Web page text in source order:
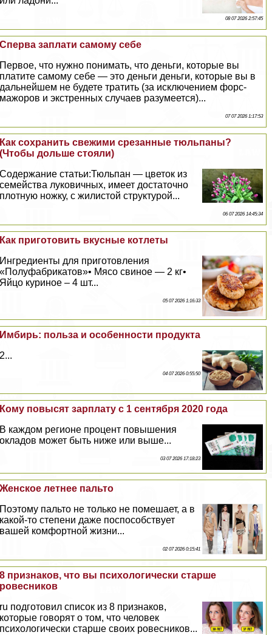
08 07 2026 2:57:45
Сперва заплати самому себе
Первое, что нужно понимать, что деньги, которые вы
платите самому себе — это деньги деньги, которые вы в
дальнейшем не будете тратить (за исключением форс-
мажоров и экстренных случаев разумеется)...
07 07 2026 1:17:53
Как сохранить свежими срезанные тюльпаны?
(Чтобы дольше стояли)
Содержание статьи:Тюльпан — цветок из
семейства луковичных, имеет достаточно
плотную ножку, с жилистой структурой...
06 07 2026 14:45:34
Как приготовить вкусные котлеты
Ингредиенты для приготовления
«Полуфабрикатов»• Мясо свиное — 2 кг•
Яйцо куриное – 4 шт...
05 07 2026 1:16:33
Имбирь: польза и особенности продукта
2...
04 07 2026 0:55:50
Кому повысят зарплату с 1 сентября 2020 года
В каждом регионе процент повышения
окладов может быть ниже или выше...
03 07 2026 17:18:23
Женское летнее пальто
Поэтому пальто не только не помешает, а в
какой-то степени даже поспособствует
вашей комфортной жизни...
02 07 2026 0:15:41
8 признаков, что вы психологически старше
ровесников
ru подготовил список из 8 признаков,
которые говорят о том, что человек
психологически старше своих ровесников...